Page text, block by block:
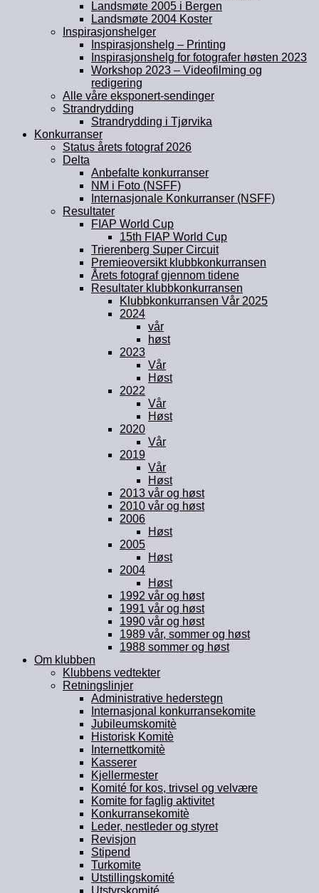
Landsmøte 2005 i Bergen
Landsmøte 2004 Koster
Inspirasjonshelger
Inspirasjonshelg – Printing
Inspirasjonshelg for fotografer høsten 2023
Workshop 2023 – Videofilming og
redigering
Alle våre eksponert-sendinger
Strandrydding
Strandrydding i Tjørvika
Konkurranser
Status årets fotograf 2026
Delta
Anbefalte konkurranser
NM i Foto (NSFF)
Internasjonale Konkurranser (NSFF)
Resultater
FIAP World Cup
15th FIAP World Cup
Trierenberg Super Circuit
Premieoversikt klubbkonkurransen
Årets fotograf gjennom tidene
Resultater klubbkonkurransen
Klubbkonkurransen Vår 2025
2024
vår
høst
2023
Vår
Høst
2022
Vår
Høst
2020
Vår
2019
Vår
Høst
2013 vår og høst
2010 vår og høst
2006
Høst
2005
Høst
2004
Høst
1992 vår og høst
1991 vår og høst
1990 vår og høst
1989 vår, sommer og høst
1988 sommer og høst
Om klubben
Klubbens vedtekter
Retningslinjer
Administrative hederstegn
Internasjonal konkurransekomite
Jubileumskomitè
Historisk Komitè
Internettkomitè
Kasserer
Kjellermester
Komité for kos, trivsel og velvære
Komite for faglig aktivitet
Konkurransekomitè
Leder, nestleder og styret
Revisjon
Stipend
Turkomite
Utstillingskomité
Utstyrskomité